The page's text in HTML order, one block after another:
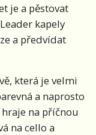
je a pěstovat
kapely
a předvídat
která je velmi
a naprosto
na příčnou
na cello a